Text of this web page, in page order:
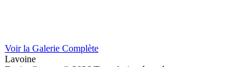
Voir la Galerie Complète
Lavoine